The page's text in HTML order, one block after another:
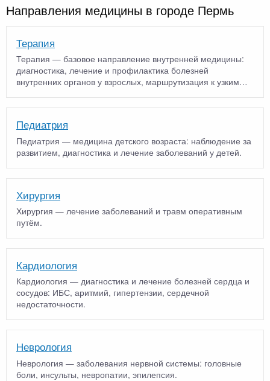
Направления медицины в городе Пермь
Терапия
Терапия — базовое направление внутренней медицины:
диагностика, лечение и профилактика болезней
внутренних органов у взрослых, маршрутизация к узким
Педиатрия
Педиатрия — медицина детского возраста: наблюдение за
развитием, диагностика и лечение заболеваний у детей.
Хирургия
Хирургия — лечение заболеваний и травм оперативным
путём.
Кардиология
Кардиология — диагностика и лечение болезней сердца и
сосудов: ИБС, аритмий, гипертензии, сердечной
недостаточности.
Неврология
Неврология — заболевания нервной системы: головные
боли, инсульты, невропатии, эпилепсия.